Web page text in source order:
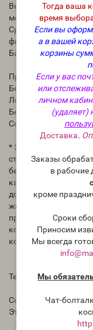
Тогда ваша
время
Если вы
а в вашей
корзины
Если у вас
или
личном
(удаляет)
Доставка.
Заказы
в рабочие
кроме
Сроки
Приносим
Мы всегда
Мы
Чат-
Верхние ноты: Дыня,
морская соль
Средние ноты:
фиалки, эвкалипт
Базовые ноты:
Процент
Безопасная
Лосьон, безопасное
Безопасная
Совместимость с
* Эти максимальные
стандартам IFRA,
безопасности и не
качестве
должен определить
желаемой
пределы
количество
количество,
Температура
Содержание
Этилванилин: 0%